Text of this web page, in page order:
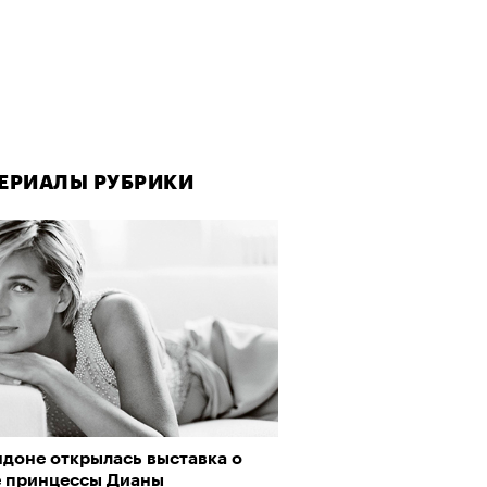
РУБРИКИ
открылась выставка о
принцессы Дианы
РУБРИКИ
как лекарство: как
стали новой формой